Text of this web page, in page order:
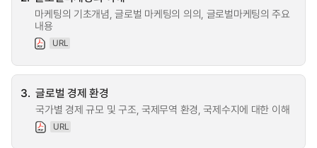
마케팅의 기초개념, 글로벌 마케팅의 의의, 글로벌마케팅의 주요
내용
URL
3. 글로벌 경제 환경
국가별 경제 규모 및 구조, 국제무역 환경, 국제수지에 대한 이해
URL